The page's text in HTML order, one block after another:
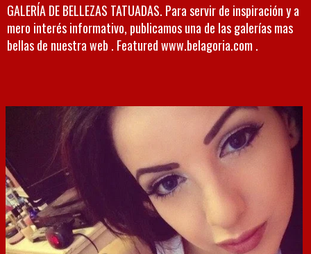
GALERÍA DE BELLEZAS TATUADAS. Para servir de inspiración y a
mero interés informativo, publicamos una de las galerías mas
bellas de nuestra web . Featured www.belagoria.com .